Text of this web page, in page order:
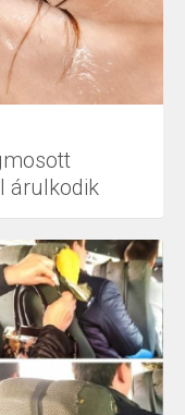
árulkodik